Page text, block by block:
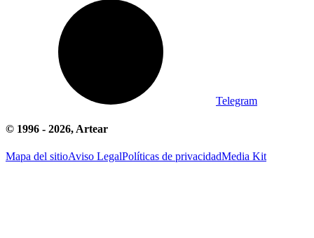
Telegram
© 1996 - 2026, Artear
Mapa del sitioAviso LegalPolíticas de privacidadMedia Kit